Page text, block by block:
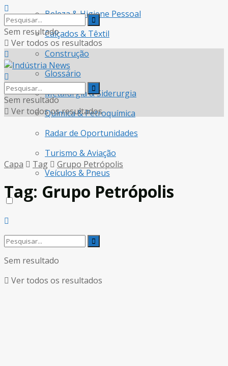
Beleza & Higiene Pessoal
Calçados & Têxtil
Construção
Glossário
Metalurgia & Siderurgia
Química & Petroquímica
Radar de Oportunidades
Turismo & Aviação
Veículos & Pneus
Sem resultado
Ver todos os resultados
Sem resultado
Ver todos os resultados
Sem resultado
Ver todos os resultados
Capa Tag Grupo Petrópolis
Tag: Grupo Petrópolis